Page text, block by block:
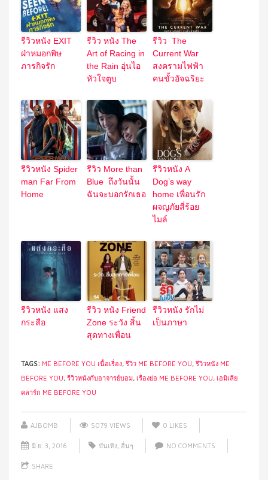
รีวิวหนัง EXIT
ฝ่าหมอกพิษ
ภารกิจรัก
รีวิว หนัง The
Art of Racing in
the Rain อุ่นไอ
หัวใจตูบ
รีวิว The
Current War
สงครามไฟฟ้า
คนขั้วอัจฉริยะ
รีวิวหนัง Spider
man Far From
Home
รีวิว More than
Blue ถึงวันนั้น
ฉันจะบอกรักเธอ
รีวิวหนัง A
Dog’s way
home เพื่อนรัก
ผจญภัยสี่ร้อย
ไมล์
รีวิวหนัง แสง
กระสือ
รีวิว หนัง Friend
Zone ระวัง สิ้น
สุดทางเพื่อน
รีวิวหนัง รักไม่
เป็นภาษา
TAGS: ME BEFORE YOU เนื้อเรื่อง, รีวิว ME BEFORE YOU, รีวิวหนัง ME
BEFORE YOU, รีวิวหนังกับอาจารย์บอม, เรื่องย่อ ME BEFORE YOU, เอมิเลีย
คลาร์ก ME BEFORE YOU
AJBOMB 5079 VIEWS 0 LIKES
มิ.ย. 3, 2016 บันเทิง อื่นๆ NO COMMENTS
SHARE